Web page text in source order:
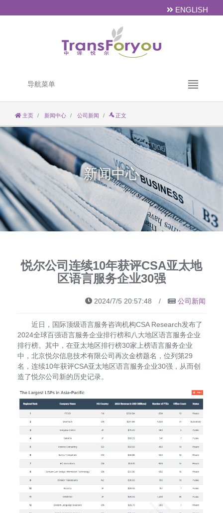
ENGLISH
导航菜单
主页 新闻中心 公司新闻 正文
新闻中心
悦尔公司连续10年获评CSA亚太地
区语言服务企业30强
2024/7/5 20:57:48 / 公司新闻
近日，国际顶级语言服务咨询机构CSA Research发布了
2024全球百强语言服务企业排行榜和八大地区语言服务企业
排行榜。其中，在亚太地区排行榜30家上榜语言服务企业
中，北京悦尔信息技术有限公司再次金榜题名，位列第29
名，连续10年获评CSA亚太地区语言服务企业30强，从而创
造了悦尔公司新的历史记录。